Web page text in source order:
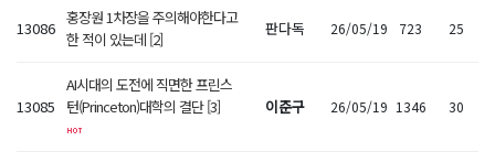
13086
홍장원 1차장을 주의해야한다고
한 적이 있는데 [2]
판다독 26/05/19 723 25
13085
AI시대의 도전에 직면한 프린스
턴(Princeton)대학의 결단 [3]
이준구 26/05/19 1346 30